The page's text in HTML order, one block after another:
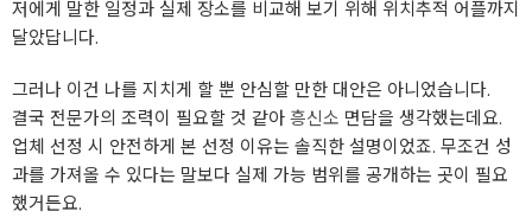
저에게 말한 일정과 실제 장소를 비교해 보기 위해 위치추적 어플까지
달았답니다.
그러나 이건 나를 지치게 할 뿐 안심할 만한 대안은 아니었습니다.
결국 전문가의 조력이 필요할 것 같아흥신소 면담을 생각했는데요.
업체 선정 시 안전하게 본 선정 이유는 솔직한 설명이었죠. 무조건 성
과를 가져올 수 있다는 말보다 실제 가능 범위를 공개하는 곳이 필요
했거든요.